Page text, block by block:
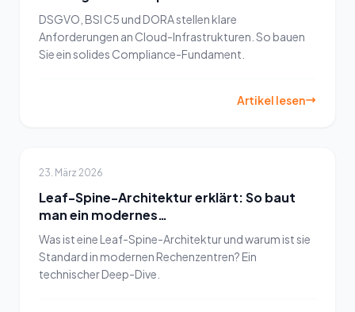
braucht
DSGVO, BSI C5 und DORA stellen klare
Anforderungen an Cloud-Infrastrukturen. So bauen
Sie ein solides Compliance-Fundament.
Artikel lesen
23. März 2026
Leaf-Spine-Architektur erklärt: So baut
man ein modernes
Rechenzentrumsnetzwerk
Was ist eine Leaf-Spine-Architektur und warum ist sie
Standard in modernen Rechenzentren? Ein
technischer Deep-Dive.